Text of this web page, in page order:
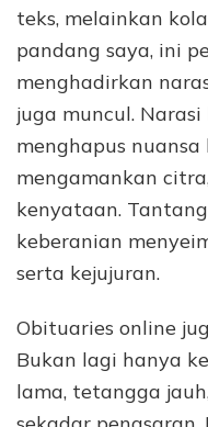
teks, melainkan
pandang saya, ini
menghadirkan
juga muncul.
menghapus
mengamankan
kenyataan.
keberanian
serta kejujuran.
Obituaries online
Bukan lagi hanya
lama, tetangga